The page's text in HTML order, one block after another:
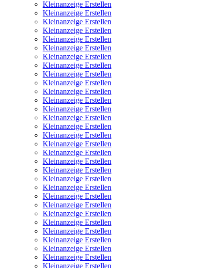
Kleinanzeige Erstellen
Kleinanzeige Erstellen
Kleinanzeige Erstellen
Kleinanzeige Erstellen
Kleinanzeige Erstellen
Kleinanzeige Erstellen
Kleinanzeige Erstellen
Kleinanzeige Erstellen
Kleinanzeige Erstellen
Kleinanzeige Erstellen
Kleinanzeige Erstellen
Kleinanzeige Erstellen
Kleinanzeige Erstellen
Kleinanzeige Erstellen
Kleinanzeige Erstellen
Kleinanzeige Erstellen
Kleinanzeige Erstellen
Kleinanzeige Erstellen
Kleinanzeige Erstellen
Kleinanzeige Erstellen
Kleinanzeige Erstellen
Kleinanzeige Erstellen
Kleinanzeige Erstellen
Kleinanzeige Erstellen
Kleinanzeige Erstellen
Kleinanzeige Erstellen
Kleinanzeige Erstellen
Kleinanzeige Erstellen
Kleinanzeige Erstellen
Kleinanzeige Erstellen
Kleinanzeige Erstellen